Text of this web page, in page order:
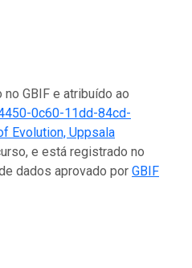
GBIF e atribuído ao
0c60-11dd-84cd-
Evolution, Uppsala
e está registrado no
dados aprovado por GBIF